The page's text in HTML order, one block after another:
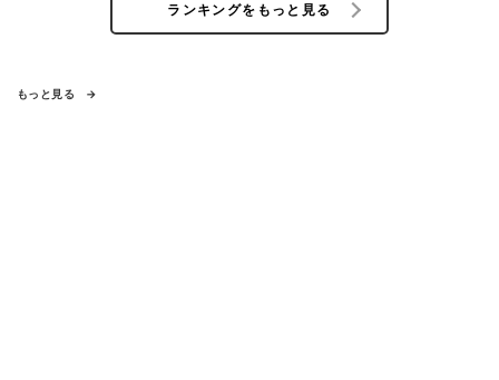
ランキングをもっと見る
もっと見る